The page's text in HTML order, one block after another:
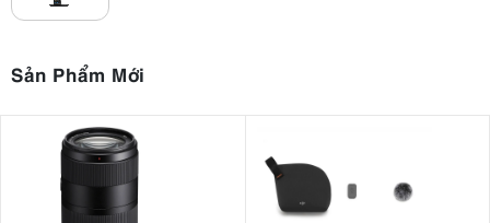
3. Mang lại sự dễ chịu cho mắt
Không giống như ánh sáng phòng thu thông thường, Key Light Air
Sản Phẩm Mới